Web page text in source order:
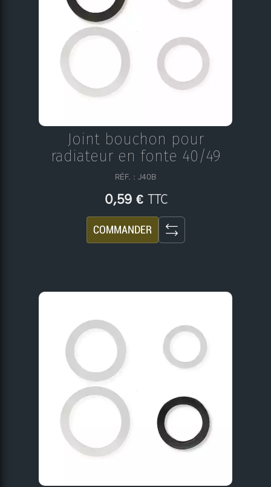
Joint bouchon pour
radiateur en fonte 40/49
RÉF. : J40B
0,59 € TTC
COMMANDER